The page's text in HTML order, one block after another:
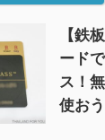
【鉄
ード
ス！
使おう